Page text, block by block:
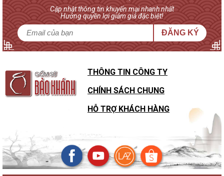
Cập nhật thông tin khuyến mại nhanh nhất
Hưởng quyền lợi giảm giá đặc biệt!
ĐĂNG KÝ
THÔNG TIN CÔNG TY
CHÍNH SÁCH CHUNG
HỖ TRỢ KHÁCH HÀNG